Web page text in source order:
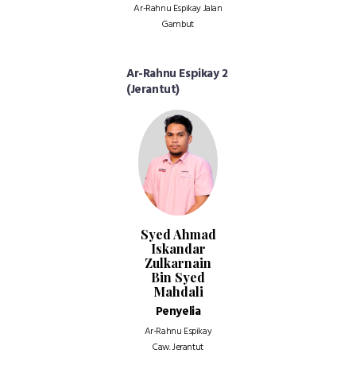
Ar-Rahnu Espikay Jalan
Gambut
Ar-Rahnu Espikay 2
(Jerantut)
Syed Ahmad
Iskandar
Zulkarnain
Bin Syed
Mahdali
Penyelia
Ar-Rahnu Espikay
Caw. Jerantut